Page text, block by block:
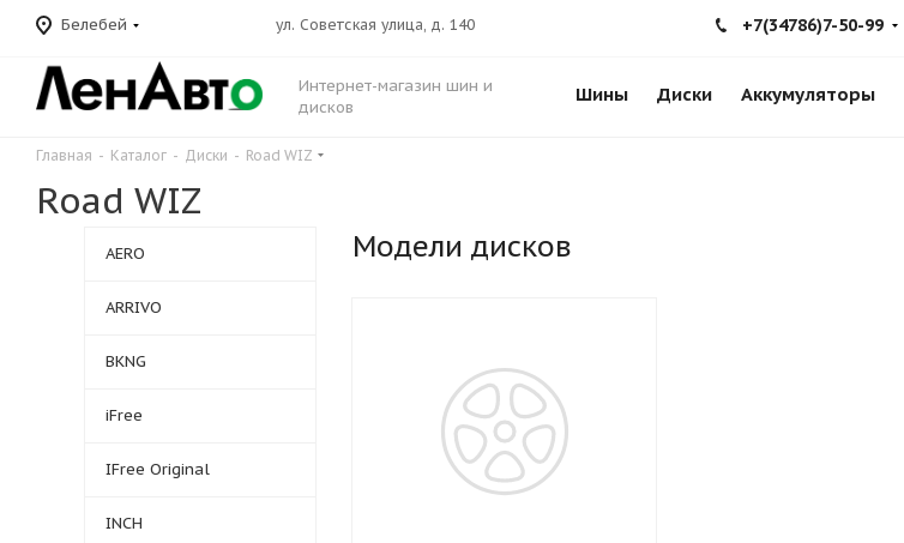
Белебей ул. Советская улица, д. 140 +7(34786)7-50-99
Интернет-магазин шин и
дисков
Шины Диски Аккумуляторы
Главная - Каталог - Диски - Road WIZ
Road WIZ
Модели дисков
AERO
ARRIVO
BKNG
iFree
IFree Original
INCH